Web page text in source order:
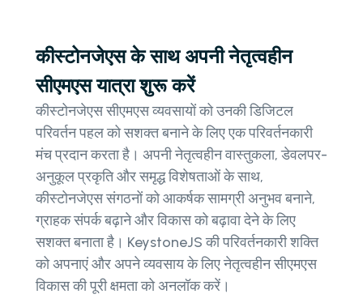
कीस्टोनजेएस के साथ अपनी नेतृत्वहीन
सीएमएस यात्रा शुरू करें
कीस्टोनजेएस सीएमएस व्यवसायों को उनकी डिजिटल
परिवर्तन पहल को सशक्त बनाने के लिए एक परिवर्तनकारी
मंच प्रदान करता है। अपनी नेतृत्वहीन वास्तुकला, डेवलपर-
अनुकूल प्रकृति और समृद्ध विशेषताओं के साथ,
कीस्टोनजेएस संगठनों को आकर्षक सामग्री अनुभव बनाने,
ग्राहक संपर्क बढ़ाने और विकास को बढ़ावा देने के लिए
सशक्त बनाता है। KeystoneJS की परिवर्तनकारी शक्ति
को अपनाएं और अपने व्यवसाय के लिए नेतृत्वहीन सीएमएस
विकास की पूरी क्षमता को अनलॉक करें।